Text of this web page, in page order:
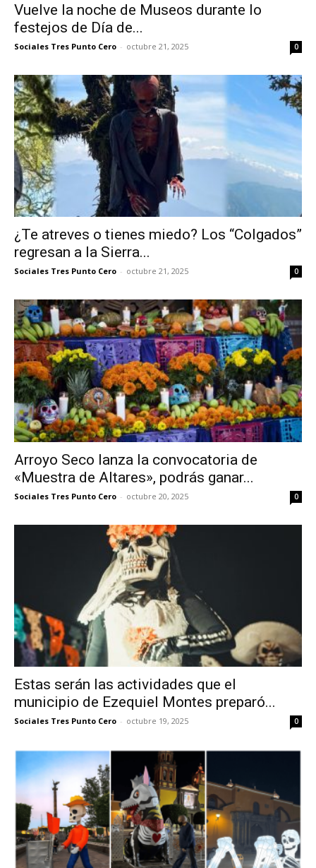
Vuelve la noche de Museos durante lo
festejos de Día de...
Sociales Tres Punto Cero - octubre 21, 2025 0
¿Te atreves o tienes miedo? Los “Colgados”
regresan a la Sierra...
Sociales Tres Punto Cero - octubre 21, 2025 0
Arroyo Seco lanza la convocatoria de
«Muestra de Altares», podrás ganar...
Sociales Tres Punto Cero - octubre 20, 2025 0
Estas serán las actividades que el
municipio de Ezequiel Montes preparó...
Sociales Tres Punto Cero - octubre 19, 2025 0